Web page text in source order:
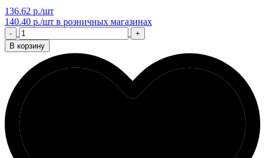
136.62 р./шт
140.40 р./шт в розничных магазинах
-
+
В корзину